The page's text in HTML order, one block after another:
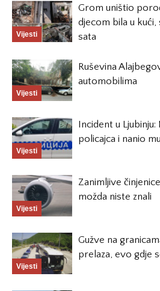
Vijesti
Grom uništio
djecom bila u
sata
Vijesti
Ruševina
automobilima
Vijesti
Incident u
policajca i nanio
Vijesti
Zanimljive
možda niste znali
Vijesti
Gužve na
prelaza, evo gdje